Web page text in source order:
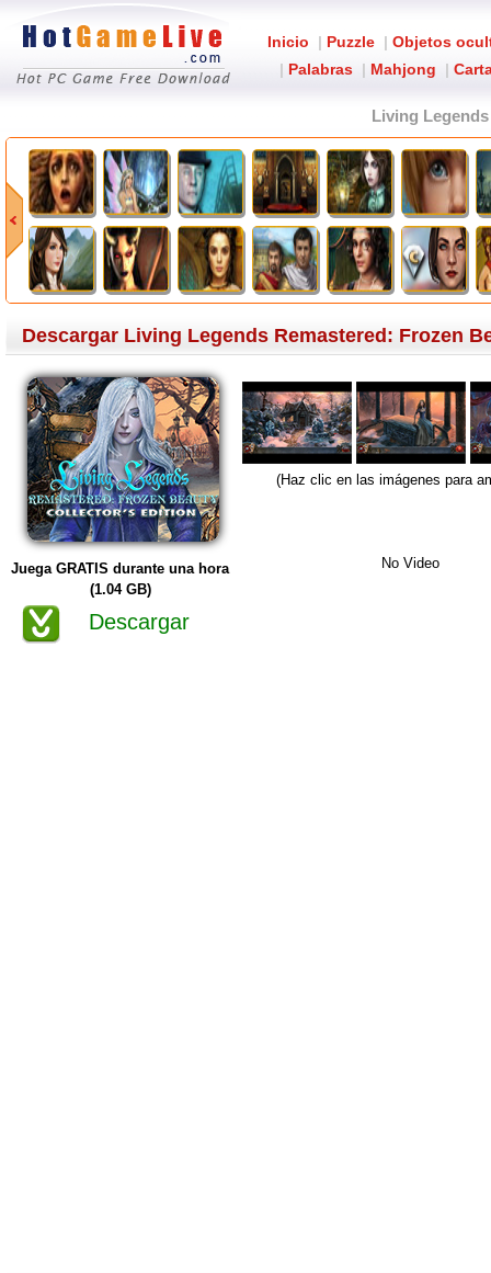
Inicio | Puzzle | Objetos
| Palabras | Mahjong |
Living
Descargar Living Legends Remastered: Frozen
Juega GRATIS durante una hora
(1.04 GB)
Descargar
(Haz clic en las imágenes para
No Video